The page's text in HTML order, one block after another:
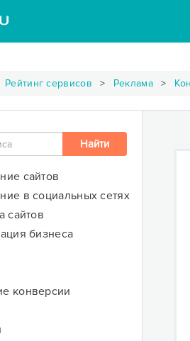
Рейтинг сервисов Реклама
сайтов
в социальных сетях
сайтов
бизнеса
конверсии